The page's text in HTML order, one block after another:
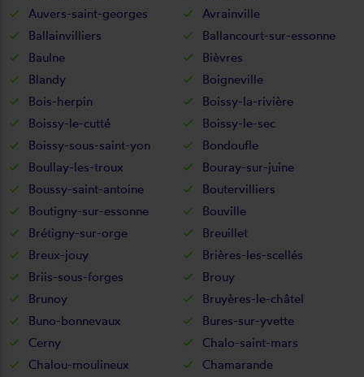
Auvers-saint-georges
Avrainville
Ballainvilliers
Ballancourt-sur-essonne
Baulne
Bièvres
Blandy
Boigneville
Bois-herpin
Boissy-la-rivière
Boissy-le-cutté
Boissy-le-sec
Boissy-sous-saint-yon
Bondoufle
Boullay-les-troux
Bouray-sur-juine
Boussy-saint-antoine
Boutervilliers
Boutigny-sur-essonne
Bouville
Brétigny-sur-orge
Breuillet
Breux-jouy
Brières-les-scellés
Briis-sous-forges
Brouy
Brunoy
Bruyères-le-châtel
Buno-bonnevaux
Bures-sur-yvette
Cerny
Chalo-saint-mars
Chalou-moulineux
Chamarande